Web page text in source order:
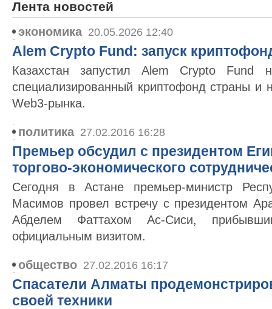
Лента новостей
экономика20.05.2026 12:40
Alem Crypto Fund: запуск
Казахстан запустил Alem Crypto
специализированный криптофонд страны и
Web3-рынка.
политика27.02.2016 16:28
Премьер обсудил с президентом
торгово-экономического
Сегодня в Астане премьер-министр
Масимов провел встречу с президентом
Абделем Фаттахом Ас-Сиси,
официальным визитом.
общество 27.02.2016 16:17
Спасатели Алматы
своей техники